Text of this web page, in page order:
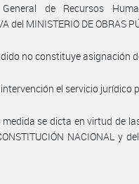
de Recursos
del MINISTERIO DE OBRAS
no constituye asignación
el servicio jurídico
medida se dicta en virtud de
NACIONAL y